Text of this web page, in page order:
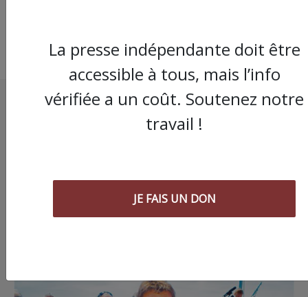
La presse indépendante doit être
accessible à tous, mais l’info
vérifiée a un coût. Soutenez notre
travail !
JE FAIS UN DON